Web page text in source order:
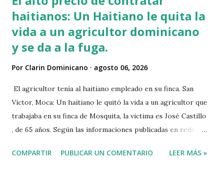
haitianos: Un Haitiano le quita la
vida a un agricultor dominicano
y se da a la fuga.
Por Clarin Dominicano agosto 06, 2026
El agricultor tenía al haitiano empleado en su finca. San
Victor, Moca: Un haitiano le quitó la vida a un agricultor que
trabajaba en su finca de Mosquita, la victima es José Castillo
, de 65 años. Según las informaciones publicadas en redes
que el haitiano de inmediato se puso al acecho del
COMPARTIR PUBLICAR UN COMENTARIO LEER MÁS »